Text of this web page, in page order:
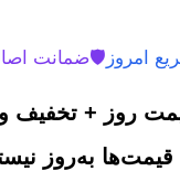
امروز 🛡️ضمانت
روز + تخفیف
قیمت‌ها به‌روز